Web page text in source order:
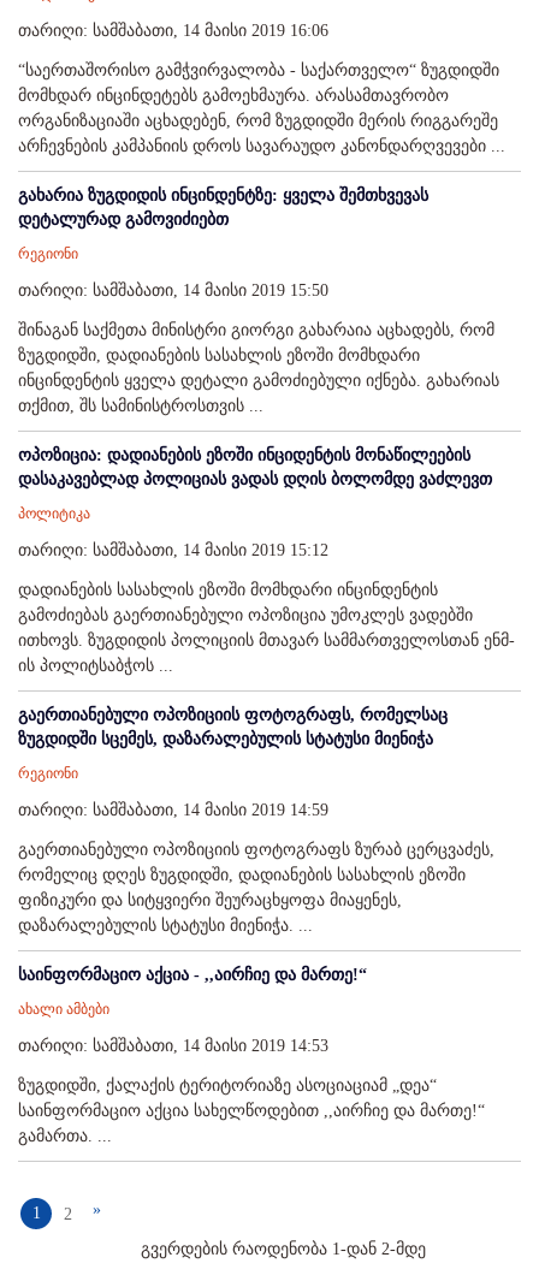
თარიღი: სამშაბათი, 14 მაისი 2019 16:06
“საერთაშორისო გამჭვირვალობა - საქართველო“ ზუგდიდში
მომხდარ ინცინდეტებს გამოეხმაურა. არასამთავრობო
ორგანიზაციაში აცხადებენ, რომ ზუგდიდში მერის რიგგარეშე
არჩევნების კამპანიის დროს სავარაუდო კანონდარღვევები ...
გახარია ზუგდიდის ინცინდენტზე: ყველა შემთხვევას
დეტალურად გამოვიძიებთ
რეგიონი
თარიღი: სამშაბათი, 14 მაისი 2019 15:50
შინაგან საქმეთა მინისტრი გიორგი გახარაია აცხადებს, რომ
ზუგდიდში, დადიანების სასახლის ეზოში მომხდარი
ინცინდენტის ყველა დეტალი გამოძიებული იქნება. გახარიას
თქმით, შს სამინისტროსთვის ...
ოპოზიცია: დადიანების ეზოში ინციდენტის მონაწილეების
დასაკავებლად პოლიციას ვადას დღის ბოლომდე ვაძლევთ
პოლიტიკა
თარიღი: სამშაბათი, 14 მაისი 2019 15:12
დადიანების სასახლის ეზოში მომხდარი ინცინდენტის
გამოძიებას გაერთიანებული ოპოზიცია უმოკლეს ვადებში
ითხოვს. ზუგდიდის პოლიციის მთავარ სამმართველოსთან ენმ-
ის პოლიტსაბჭოს ...
გაერთიანებული ოპოზიციის ფოტოგრაფს, რომელსაც
ზუგდიდში სცემეს, დაზარალებულის სტატუსი მიენიჭა
რეგიონი
თარიღი: სამშაბათი, 14 მაისი 2019 14:59
გაერთიანებული ოპოზიციის ფოტოგრაფს ზურაბ ცერცვაძეს,
რომელიც დღეს ზუგდიდში, დადიანების სასახლის ეზოში
ფიზიკური და სიტყვიერი შეურაცხყოფა მიაყენეს,
დაზარალებულის სტატუსი მიენიჭა. ...
საინფორმაციო აქცია - ,,აირჩიე და მართე!“
ახალი ამბები
თარიღი: სამშაბათი, 14 მაისი 2019 14:53
ზუგდიდში, ქალაქის ტერიტორიაზე ასოციაციამ „დეა“
საინფორმაციო აქცია სახელწოდებით ,,აირჩიე და მართე!“
გამართა. ...
1 2 »
გვერდების რაოდენობა 1-დან 2-მდე